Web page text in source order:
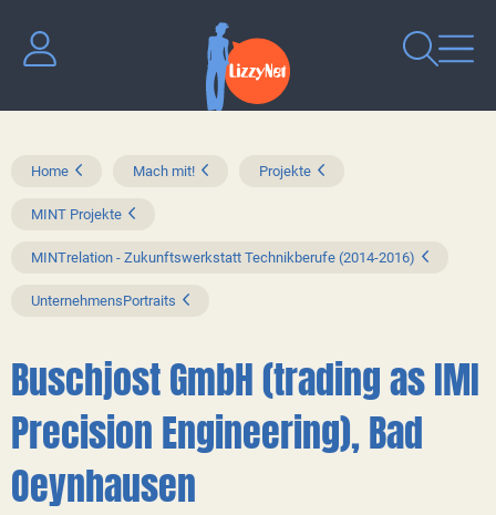
Home Mach mit! Projekte
MINT Projekte
MINTrelation - Zukunftswerkstatt Technikberufe (2014-2016)
UnternehmensPortraits
Buschjost GmbH (trading as IMI
Precision Engineering), Bad
Oeynhausen